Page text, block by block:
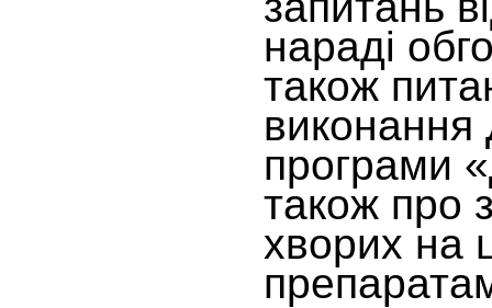
нараді
також
виконання
програми
також про
хворих на